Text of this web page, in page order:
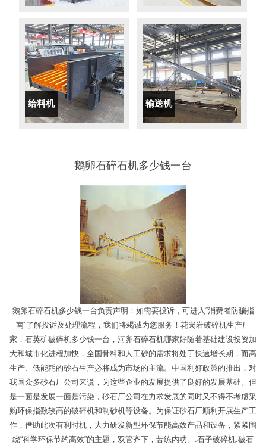
给料机 输送机
鹅卵石碎石机多少钱一台
鹅卵石碎石机多少钱一台负责声明：如需要投诉，可进入“消费者防骗指
南”了解投诉及处理流程，我们将竭诚为您服务！花岗岩破碎机生产厂
家，石英矿破碎机多少钱一台，河卵石碎石机哪家好随着基础建设投资加
大和城市化进程加快，全国骨料和人工砂的需求将处于快速增长期，而高
生产、低能耗的砂石生产必将成为市场的主流。中国利好政策的推出，对
我国众多砂石厂公司来说，为这些企业的发展提供了良好的发展基础。但
是一面是发展一面是污染，砂石厂公司在力求发展的同时又不得不考虑采
购环保指数较高的破碎机和制砂机等设备。为保证砂石厂顺利开展生产工
作，借助此次有利时机，大力研发新型环保节能高效产品和设备，紧紧围
绕“科学环保节约高效”的主题，双管齐下，苦练内功。.石子破碎机.破石